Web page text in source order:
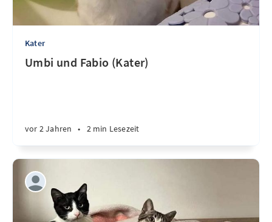
Kater
Umbi und Fabio (Kater)
vor 2 Jahren • 2 min Lesezeit